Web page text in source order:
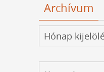
Archívum
Archívum